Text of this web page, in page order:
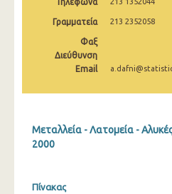
2007
2005
2000
Γραμματεία 213 2352058
Φαξ
Διεύθυνση
Email
Μεταλλεία - Λατομεία -
2000
Πίνακας